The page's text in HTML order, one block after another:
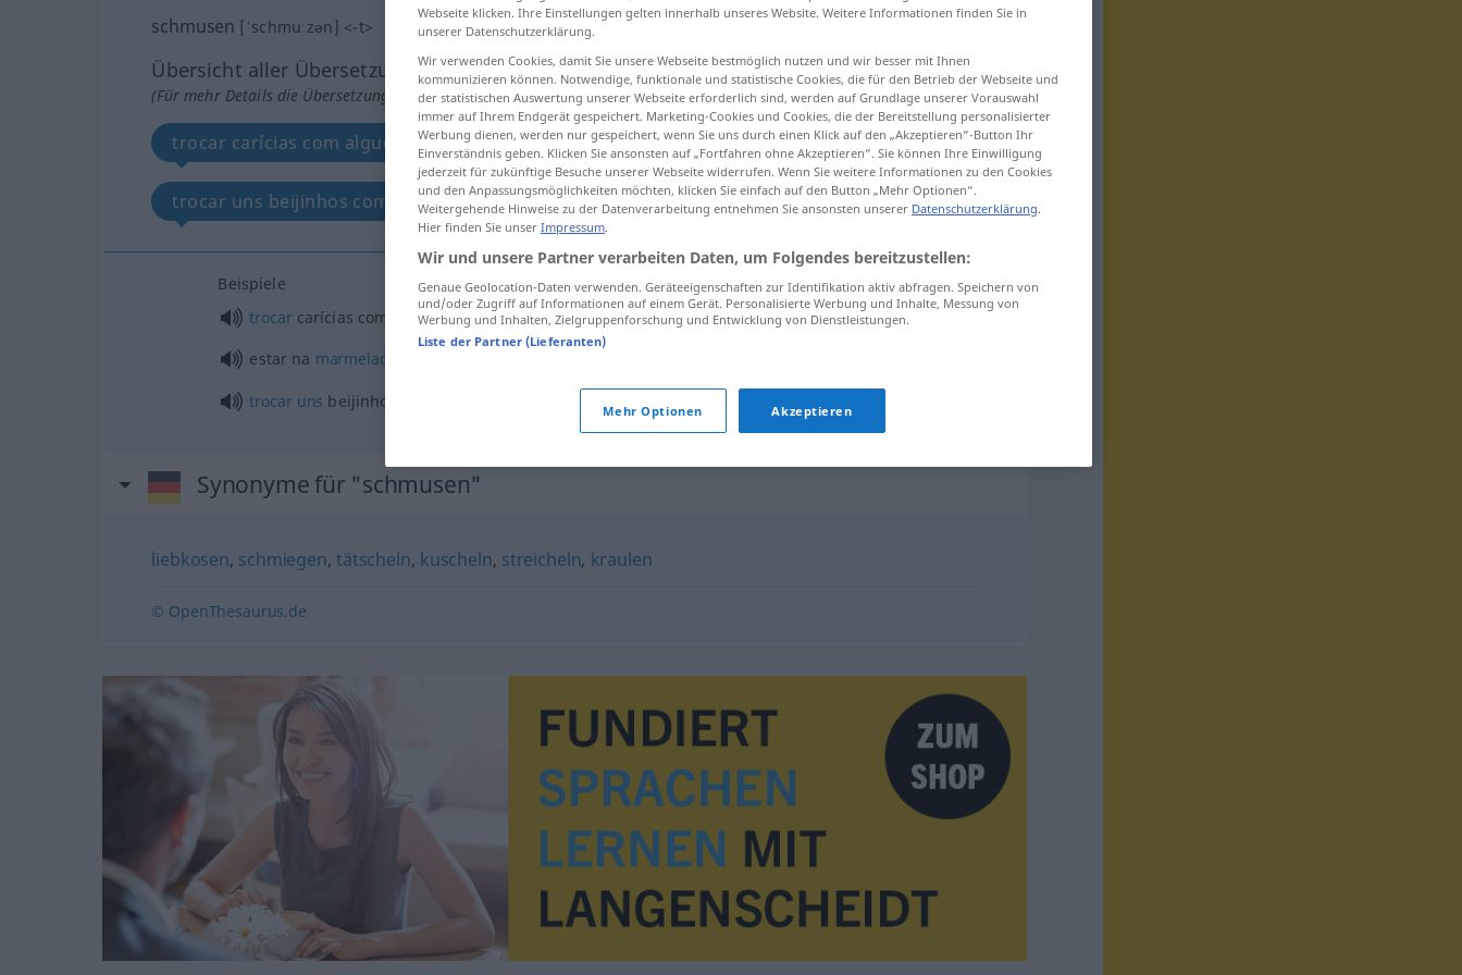
schmusen [ˈschmuːzən] <-t>
Übersicht aller Übersetzungen
(Für mehr Details die Übersetzung anklicken/antippen)
trocar carícias com alguém estar na marmelada com alguém
trocar uns beijinhos com alguém
Beispiele
trocarcarícias com alguém
mit jemandem schmusen
estar na marmelada
trocar uns beijinhos com alguém
Synonyme für "schmusen"
liebkosen, schmiegen,tätscheln, kuscheln, streicheln, kraulen
© OpenThesaurus.de
Webseite klicken. Ihre Einstellungen gelten innerhalb unseres Website. Weitere Informationen finden Sie in
unserer Datenschutzerklärung.
Wir verwenden Cookies, damit Sie unsere Webseite bestmöglich nutzen und wir besser mit Ihnen
kommunizieren können. Notwendige, funktionale und statistische Cookies, die für den Betrieb der Webseite und
der statistischen Auswertung unserer Webseite erforderlich sind, werden auf Grundlage unserer Vorauswahl
immer auf Ihrem Endgerät gespeichert. Marketing-Cookies und Cookies, die der Bereitstellung personalisierter
Werbung dienen, werden nur gespeichert, wenn Sie uns durch einen Klick auf den „Akzeptieren“-Button Ihr
Einverständnis geben. Klicken Sie ansonsten auf „Fortfahren ohne Akzeptieren“. Sie können Ihre Einwilligung
jederzeit für zukünftige Besuche unserer Webseite widerrufen. Wenn Sie weitere Informationen zu den Cookies
und den Anpassungsmöglichkeiten möchten, klicken Sie einfach auf den Button „Mehr Optionen“.
Weitergehende Hinweise zu der Datenverarbeitung entnehmen Sie ansonsten unserer Datenschutzerklärung.
Hier finden Sie unser Impressum.
Wir und unsere Partner verarbeiten Daten, um Folgendes bereitzustellen:
Genaue Geolocation-Daten verwenden. Geräteeigenschaften zur Identifikation aktiv abfragen. Speichern von
und/oder Zugriff auf Informationen auf einem Gerät. Personalisierte Werbung und Inhalte, Messung von
Werbung und Inhalten, Zielgruppenforschung und Entwicklung von Dienstleistungen.
Liste der Partner (Lieferanten)
Mehr Optionen Akzeptieren